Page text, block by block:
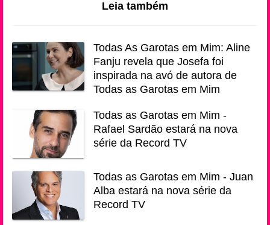
Leia também
Todas As Garotas em Mim: Aline
Fanju revela que Josefa foi
inspirada na avó de autora de
Todas as Garotas em Mim
Todas as Garotas em Mim -
Rafael Sardão estará na nova
série da Record TV
Todas as Garotas em Mim - Juan
Alba estará na nova série da
Record TV